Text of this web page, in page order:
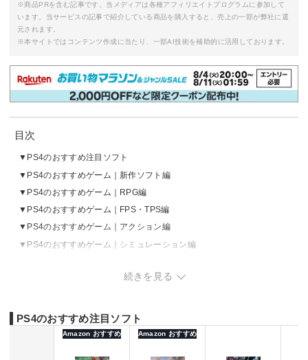
※商品PRを含む記事です。当メディアは各種アフィリエイトプログラムに参加して
います。当サービスの記事で紹介している商品を購入すると、売上の一部が弊社に還
元されます。
※本サイトではコンテンツ作成に当たり、一部AI技術を補助的に活用しております。
目次
PS4のおすすめ注目ソフト
PS4のおすすめゲーム｜新作ソフト編
PS4のおすすめゲーム｜RPG編
PS4のおすすめゲーム｜FPS・TPS編
PS4のおすすめゲーム｜アクション編
PS4のおすすめゲーム｜シミュレーション編
PS4のおすすめゲーム｜格闘ゲーム編
PS4用ゲームの売れ筋ランキングをチェック
PS4用ゲームの選び方
続きを見る
PS4のおすすめ注目ソフト
Amazon おすすめ Amazon おすすめ